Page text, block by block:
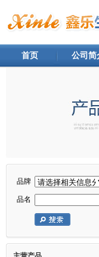
首页 公司简
品牌
品名